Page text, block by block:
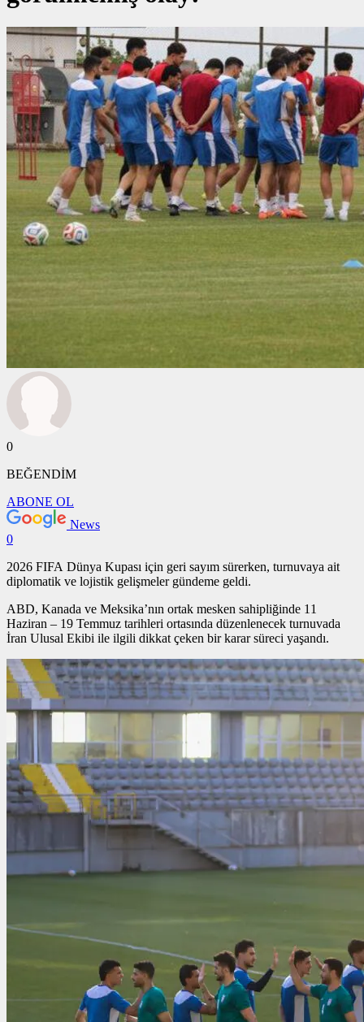
0
BEĞENDİM
ABONE OL
News
0
2026 FIFA Dünya Kupası için geri sayım sürerken, turnuvaya ait
diplomatik ve lojistik gelişmeler gündeme geldi.
ABD, Kanada ve Meksika’nın ortak mesken sahipliğinde 11
Haziran – 19 Temmuz tarihleri ortasında düzenlenecek turnuvada
İran Ulusal Ekibi ile ilgili dikkat çeken bir karar süreci yaşandı.